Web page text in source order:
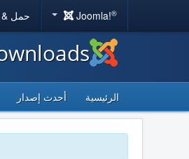
Joomla!® حمل &
الرئيسية أحدث إصدار